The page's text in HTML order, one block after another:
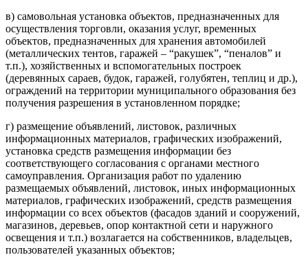
в) самовольная установка объектов, предназначенных для
осуществления торговли, оказания услуг, временных
объектов, предназначенных для хранения автомобилей
(металлических тентов, гаражей – “ракушек”, “пеналов” и
т.п.), хозяйственных и вспомогательных построек
(деревянных сараев, будок, гаражей, голубятен, теплиц и др.),
ограждений на территории муниципального образования без
получения разрешения в установленном порядке;
г) размещение объявлений, листовок, различных
информационных материалов, графических изображений,
установка средств размещения информации без
соответствующего согласования с органами местного
самоуправления. Организация работ по удалению
размещаемых объявлений, листовок, иных информационных
материалов, графических изображений, средств размещения
информации со всех объектов (фасадов зданий и сооружений,
магазинов, деревьев, опор контактной сети и наружного
освещения и т.п.) возлагается на собственников, владельцев,
пользователей указанных объектов;